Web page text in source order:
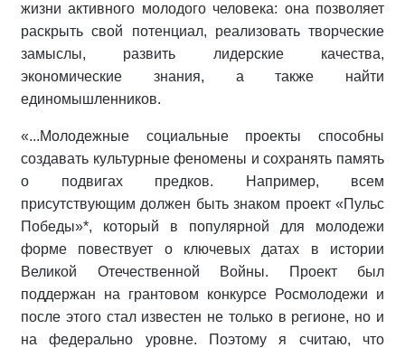
жизни активного молодого человека: она позволяет
раскрыть свой потенциал, реализовать творческие
замыслы, развить лидерские качества,
экономические знания, а также найти
единомышленников.
«...Молодежные социальные проекты способны
создавать культурные феномены и сохранять память
о подвигах предков. Например, всем
присутствующим должен быть знаком проект «Пульс
Победы»*, который в популярной для молодежи
форме повествует о ключевых датах в истории
Великой Отечественной Войны. Проект был
поддержан на грантовом конкурсе Росмолодежи и
после этого стал известен не только в регионе, но и
на федерально уровне. Поэтому я считаю, что